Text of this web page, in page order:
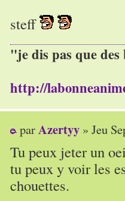
steff
"je dis pas que
http://
parAzertyy » Jeu
Tu peux jeter un
tu peux y voir les
chouettes.